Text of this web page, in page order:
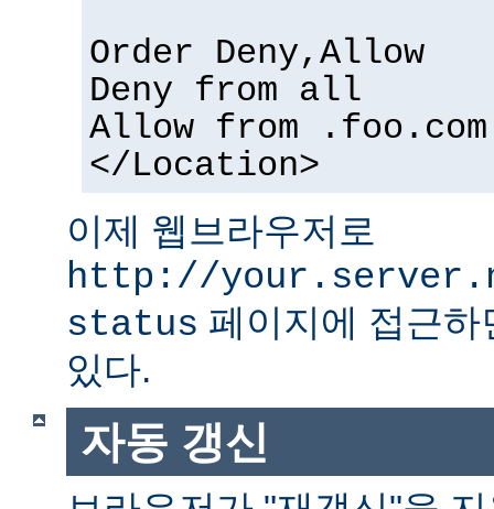
Order Deny,Allow
Deny from all
Allow from .foo.com
</Location>
이제 웹브라우저로
http://
status 페이지에 접근
있다.
자동 갱신